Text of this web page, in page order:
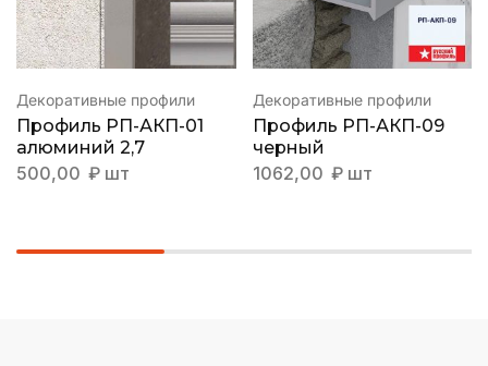
Декоративные профили
Профиль РП-АКП-01
алюминий 2,7
500,00 ₽ шт
Декоративные профили
Профиль РП-АКП-09
черный
1062,00 ₽ шт